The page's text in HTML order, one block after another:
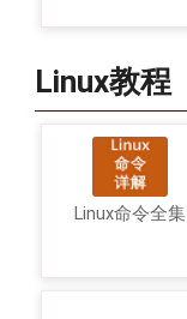
Linux教程
Linux命令全集